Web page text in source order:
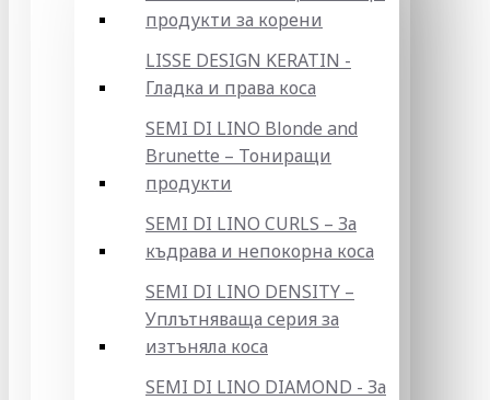
продукти за корени
LISSE DESIGN KERATIN -
Гладка и права коса
SEMI DI LINO Blonde and
Brunette – Тониращи
продукти
SEMI DI LINO CURLS – За
къдрава и непокорна коса
SEMI DI LINO DENSITY –
Уплътняваща серия за
изтъняла коса
SEMI DI LINO DIAMOND - За